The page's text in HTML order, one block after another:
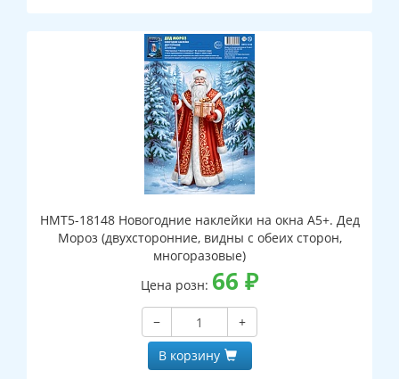
НМТ5-18148 Новогодние наклейки на окна А5+. Дед
Мороз (двухсторонние, видны с обеих сторон,
многоразовые)
Цена розн: 66 ₽
−
+
В корзину